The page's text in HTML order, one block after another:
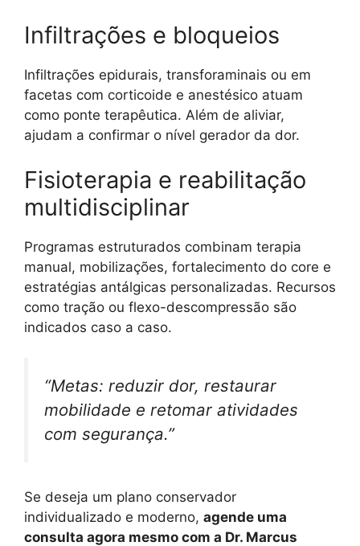
Infiltrações e bloqueios
Infiltrações epidurais, transforaminais ou em
facetas com corticoide e anestésico atuam
como ponte terapêutica. Além de aliviar,
ajudam a confirmar o nível gerador da dor.
Fisioterapia e reabilitação
multidisciplinar
Programas estruturados combinam terapia
manual, mobilizações, fortalecimento do core e
estratégias antálgicas personalizadas. Recursos
como tração ou flexo-descompressão são
indicados caso a caso.
“Metas: reduzir dor, restaurar
mobilidade e retomar atividades
com segurança.”
Se deseja um plano conservador
individualizado e moderno, agende uma
consulta agora mesmo com a Dr. Marcus